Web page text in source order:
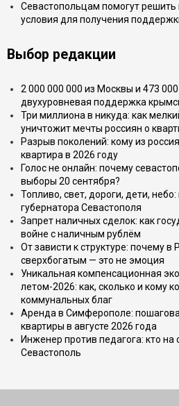
Севастопольцам помогут решить
условия для получения
Выбор редакции
2 000 000 000 из Москвы и 473
двухуровневая поддержка
Три миллиона в никуда: как
уничтожит мечты россиян о
Разрыв поколений: кому из
квартира в 2026 году
Голос не онлайн: почему
выборы 20 сентября?
Топливо, свет, дороги, дети,
губернатора Севастополя
Запрет наличных сделок: как
войне с наличным рублём
От зависти к структуре: почему в
сверхбогатым — это не эмоция
Уникальная компенсационная
летом-2026: как, сколько и кому
коммунальных благ
Аренда в Симферополе:
квартиры в августе 2026 года
Инженер против педагога: кто
Севастополь